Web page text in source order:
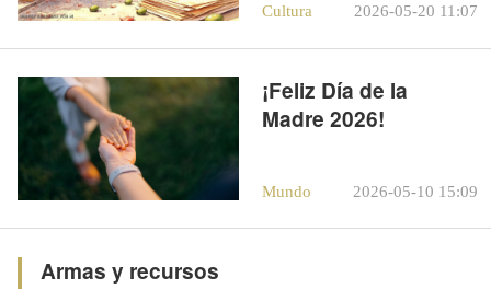
conmovedora del
cine chino en 2026
Cultura 2026-05-20 11:07
¡Feliz Día de la
Madre 2026!
Mundo 2026-05-10 15:09
Armas y recursos